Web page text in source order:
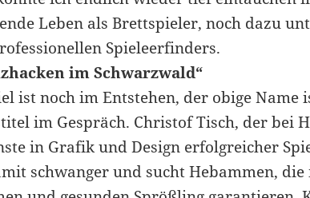
Leben als Brettspieler, noch dazu
Spieleerfinders.
im Schwarzwald“
ist noch im Entstehen, der obige Name
im Gespräch. Christof Tisch, der bei
in Grafik und Design erfolgreicher
schwanger und sucht Hebammen,